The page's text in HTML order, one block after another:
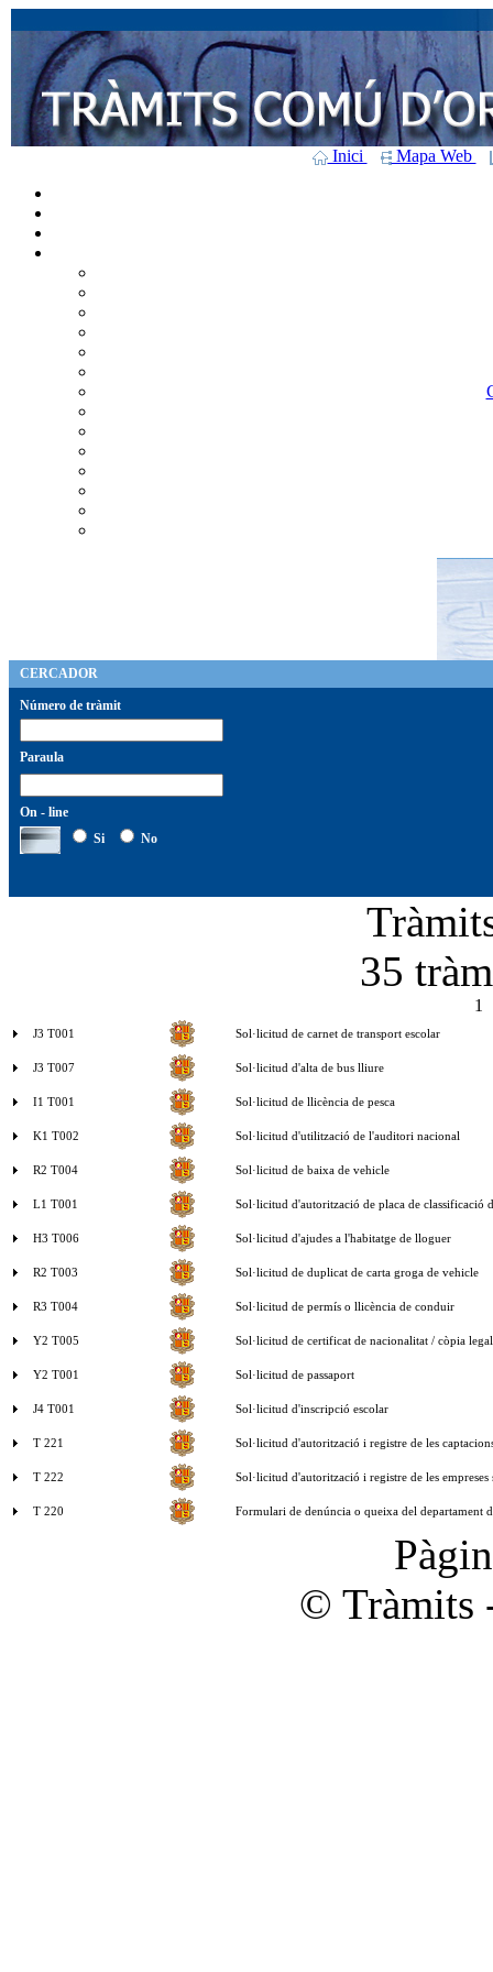
Inici Mapa Web
CERCADOR
Número de tràmit
Paraula
On - line
Si
No
35
1
J3 T001 Sol·licitud de carnet de transport escolar
J3 T007 Sol·licitud d'alta de bus lliure
I1 T001 Sol·licitud de llicència de pesca
K1 T002 Sol·licitud d'utilització de l'auditori nacional
R2 T004 Sol·licitud de baixa de vehicle
L1 T001 Sol·licitud d'autorització de placa de classificació
H3 T006 Sol·licitud d'ajudes a l'habitatge de lloguer
R2 T003 Sol·licitud de duplicat de carta groga de vehicle
R3 T004 Sol·licitud de permís o llicència de conduir
Y2 T005 Sol·licitud de certificat de nacionalitat / còpia
Y2 T001 Sol·licitud de passaport
J4 T001 Sol·licitud d'inscripció escolar
T 221 Sol·licitud d'autorització i registre de les
T 222 Sol·licitud d'autorització i registre de les
T 220 Formulari de denúncia o queixa del departament
© Tràmits